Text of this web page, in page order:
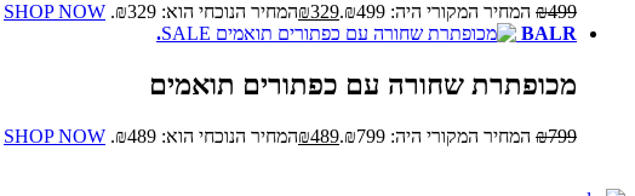
₪499 המחיר המקורי היה: ₪499. ₪329 המחיר הנוכחי הוא: ₪329. SHOP NOW
SALE
BALR.
מכופתרת שחורה עם כפתורים תואמים
₪799 המחיר המקורי היה: ₪799. ₪489 המחיר הנוכחי הוא: ₪489. SHOP NOW